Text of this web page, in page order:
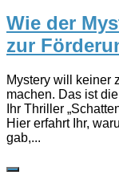
Wie der
zur
Mystery will keiner
machen. Das ist
Ihr Thriller
Hier erfahrt Ihr,
gab,...